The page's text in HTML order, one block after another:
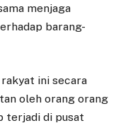
menjaga
barang-
ini secara
oleh orang orang
terjadi di pusat